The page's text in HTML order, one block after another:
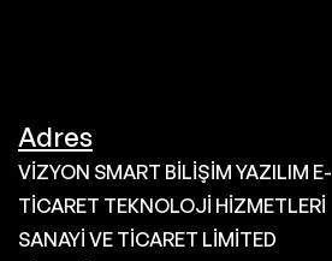
Adres
VİZYON SMART BİLİŞİM YAZILIM E-
TİCARET TEKNOLOJİ HİZMETLERİ
SANAYİ VE TİCARET LİMİTED